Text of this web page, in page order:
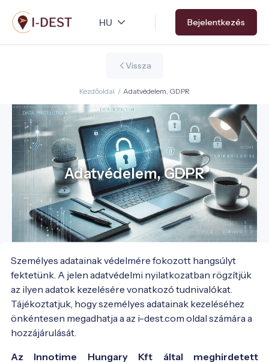
Ugrás
a
tartalomra
Bejelentkezés
Vissza
Kezdőoldal / Adatvédelem, GDPR
Adatvédelem, GDPR
Személyes adatainak védelmére fokozott hangsúlyt
fektetünk. A jelen adatvédelmi nyilatkozatban rögzítjük
az ilyen adatok kezelésére vonatkozó tudnivalókat.
Tájékoztatjuk, hogy személyes adatainak kezeléséhez
önkéntesen megadhatja a az i-dest.com oldal számára a
hozzájárulását.
Az Innotime Hungary Kft által meghirdetett